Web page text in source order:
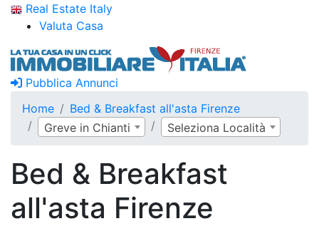
Real Estate Italy
Valuta Casa
Pubblica Annunci
Home
Bed & Breakfast all'asta Firenze
Greve in Chianti
Seleziona Località
Bed & Breakfast
all'asta Firenze